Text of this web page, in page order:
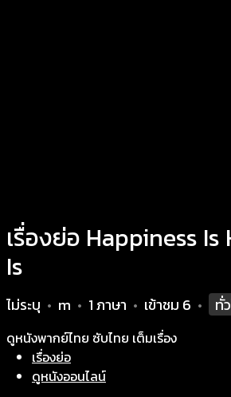
เรื่องย่อ Happiness
Is
ไม่ระบุ • m • 1 ภาษา • เข้าชม 6 • ทั่
ดูหนังพากย์ไทย ซับไทย เต็มเรื่อง
เรื่องย่อ
ดูหนังออนไลน์